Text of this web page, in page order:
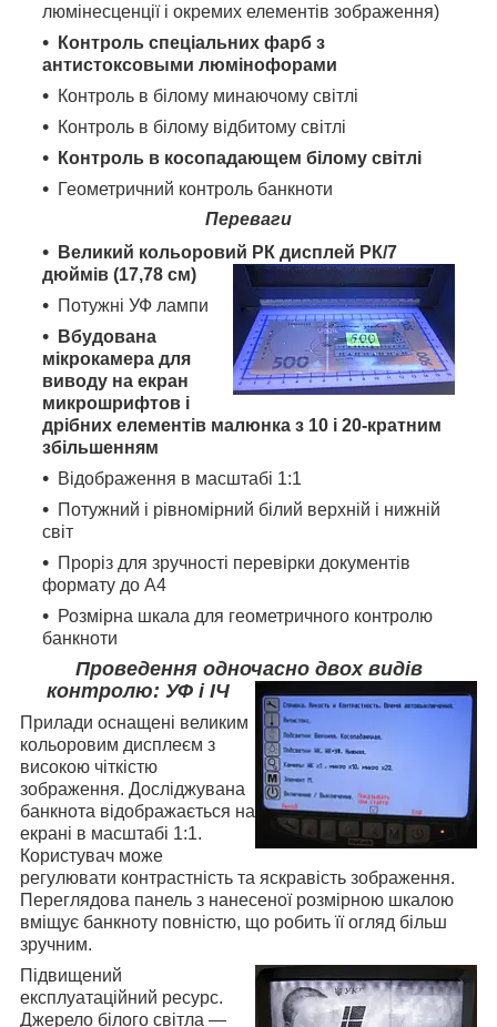
люмінесценції і окремих елементів зображення)
Контроль спеціальних фарб з
антистоксовыми люмінофорами
Контроль в білому минаючому світлі
Контроль в білому відбитому світлі
Контроль в косопадающем білому світлі
Геометричний контроль банкноти
Переваги
Великий кольоровий РК дисплей РК/7
дюймів (17,78 см)
Потужні УФ лампи
Вбудована
мікрокамера для
виводу на екран
микрошрифтов і
дрібних елементів малюнка з 10 і 20-кратним
збільшенням
Відображення в масштабі 1:1
Потужний і рівномірний білий верхній і нижній
світ
Проріз для зручності перевірки документів
формату до А4
Розмірна шкала для геометричного контролю
банкноти
Проведення одночасно двох видів
контролю: УФ і ІЧ
Прилади оснащені великим
кольоровим дисплеєм з
високою чіткістю
зображення. Досліджувана
банкнота відображається на
екрані в масштабі 1:1.
Користувач може
регулювати контрастність та яскравість зображення.
Переглядова панель з нанесеної розмірною шкалою
вміщує банкноту повністю, що робить її огляд більш
зручним.
Підвищений
експлуатаційний ресурс.
Джерело білого світла —